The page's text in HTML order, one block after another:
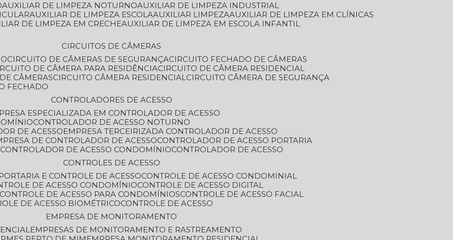
AUXILIAR DE LIMPEZA NOTURNO
AUXILIAR DE LIMPEZA INDUSTRIAL
AUXILIAR DE LIMPEZA ESCOLA AUXILIAR LIMPEZA
AUXILIAR DE LIMPEZA EM CLÍNICAS
DE LIMPEZA EM CRECHE
AUXILIAR DE LIMPEZA EM ESCOLA INFANTIL
CIRCUITOS DE CÂMERAS
CIRCUITO DE CÂMERAS DE SEGURANÇA
CIRCUITO FECHADO DE CÂMERAS
DE CÂMERA PARA RESIDÊNCIA
CIRCUITO DE CÂMERA RESIDENCIAL
DE CÂMERAS CIRCUITO CÂMERA RESIDENCIAL
CIRCUITO CÂMERA DE SEGURANÇA
FECHADO
CONTROLADORES DE ACESSO
ESPECIALIZADA EM CONTROLADOR DE ACESSO
CONTROLADOR DE ACESSO NOTURNO
DE ACESSO
EMPRESA TERCEIRIZADA CONTROLADOR DE ACESSO
DE CONTROLADOR DE ACESSO
CONTROLADOR DE ACESSO PORTARIA
CONTROLADOR DE ACESSO CONDOMÍNIO
CONTROLADOR DE ACESSO
CONTROLES DE ACESSO
PORTARIA E CONTROLE DE ACESSO
CONTROLE DE ACESSO CONDOMINIAL
DE ACESSO CONDOMÍNIO
CONTROLE DE ACESSO DIGITAL
CONTROLE DE ACESSO PARA CONDOMÍNIOS
CONTROLE DE ACESSO FACIAL
DE ACESSO BIOMÉTRICO
CONTROLE DE ACESSO
EMPRESA DE MONITORAMENTO
EMPRESAS DE MONITORAMENTO E RASTREAMENTO